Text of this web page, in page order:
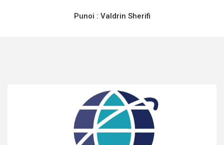
Punoi : Valdrin Sherifi